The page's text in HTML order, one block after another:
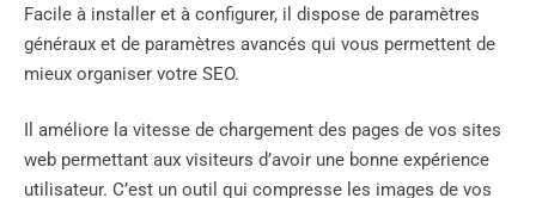
Facile à installer et à configurer, il dispose de paramètres
généraux et de paramètres avancés qui vous permettent de
mieux organiser votre SEO.
Il améliore la vitesse de chargement des pages de vos sites
web permettant aux visiteurs d’avoir une bonne expérience
utilisateur. C’est un outil qui compresse les images de vos